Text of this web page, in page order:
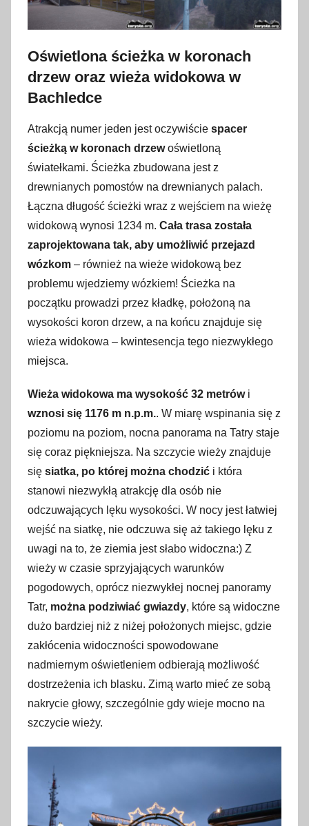
Oświetlona ścieżka w koronach
drzew oraz wieża widokowa w
Bachledce
Atrakcją numer jeden jest oczywiście spacer
ścieżką w koronach drzewoświetloną
światełkami. Ścieżka zbudowana jest z
drewnianych pomostów na drewnianych palach.
Łączna długość ścieżki wraz z wejściem na wieżę
widokową wynosi 1234 m. Cała trasa została
zaprojektowana tak, aby umożliwić przejazd
wózkom – również na wieże widokową bez
problemu wjedziemy wózkiem! Ścieżka na
początku prowadzi przez kładkę, położoną na
wysokości koron drzew, a na końcu znajduje się
wieża widokowa – kwintesencja tego niezwykłego
miejsca.
Wieża widokowa ma wysokość 32 metrówi
wznosi się 1176 m n.p.m.. W miarę wspinania się z
poziomu na poziom, nocna panorama na Tatry staje
się coraz piękniejsza. Na szczycie wieży znajduje
się siatka, po której można chodzić i która
stanowi niezwykłą atrakcję dla osób nie
odczuwających lęku wysokości. W nocy jest łatwiej
wejść na siatkę, nie odczuwa się aż takiego lęku z
uwagi na to, że ziemia jest słabo widoczna:) Z
wieży w czasie sprzyjających warunków
pogodowych, oprócz niezwykłej nocnej panoramy
Tatr, można podziwiać gwiazdy, które są widoczne
dużo bardziej niż z niżej położonych miejsc, gdzie
zakłócenia widoczności spowodowane
nadmiernym oświetleniem odbierają możliwość
dostrzeżenia ich blasku. Zimą warto mieć ze sobą
nakrycie głowy, szczególnie gdy wieje mocno na
szczycie wieży.